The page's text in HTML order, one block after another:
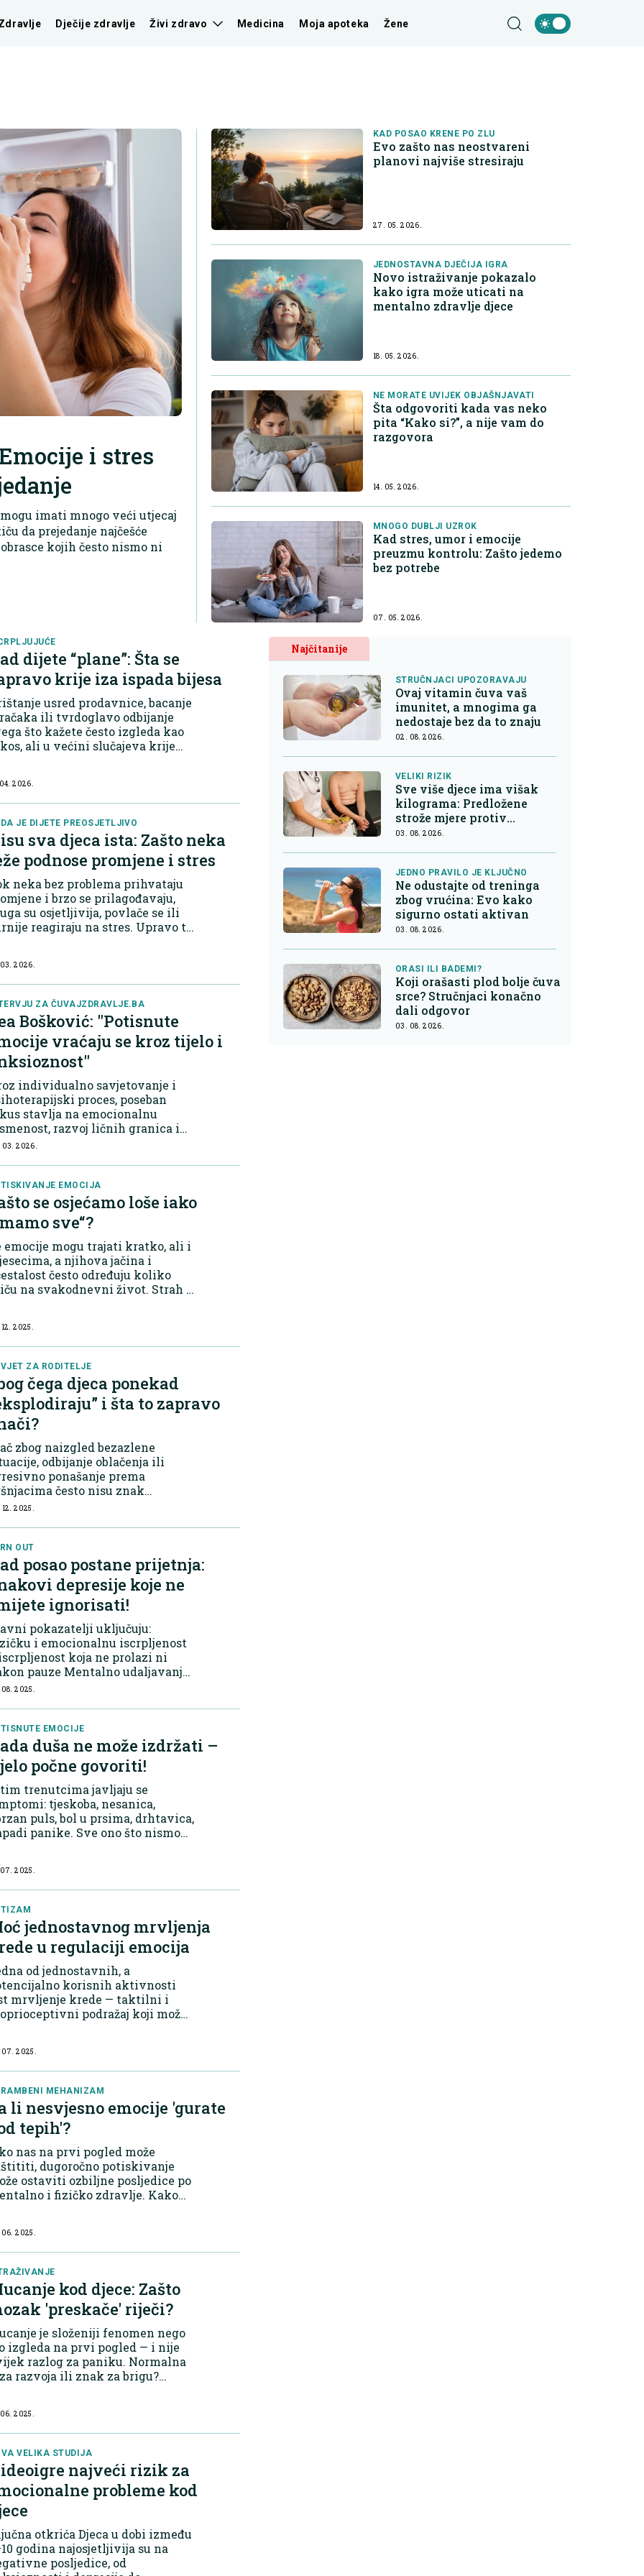
Dječije zdravlje Živi zdravo Medicina Moja apoteka Žene
i stres
imati mnogo veći utjecaj
da prejedanje najčešće
kojih često nismo ni
KAD POSAO KRENE PO ZLU
Evo zašto nas neostvareni
planovi najviše stresiraju
27. 05. 2026.
JEDNOSTAVNA DJEČIJA IGRA
Novo istraživanje pokazalo
kako igra može uticati na
mentalno zdravlje djece
18. 05. 2026.
NE MORATE UVIJEK OBJAŠNJAVATI
Šta odgovoriti kada vas neko
pita “Kako si?”, a nije vam do
razgovora
14. 05. 2026.
MNOGO DUBLJI UZROK
Kad stres, umor i emocije
preuzmu kontrolu: Zašto jedemo
bez potrebe
07. 05. 2026.
dijete “planе”: Šta se
krije iza ispada bijesa
usred prodavnice, bacanje
ili tvrdoglavo odbijanje
što kažete često izgleda kao
ali u većini slučajeva krije
koje su mu jednostavn...
2026.
JE DIJETE PREOSJETLJIVO
sva djeca ista: Zašto neka
podnose promjene i stres
neka bez problema prihvataju
i brzo se prilagođavaju,
su osjetljivija, povlače se ili
reagiraju na stres. Upravo te
maslačka – mogu...
2026.
ZA ČUVAJZDRAVLJE.BA
Bošković: "Potisnute
vraćaju se kroz tijelo i
individualno savjetovanje i
proces, poseban
stavlja na emocionalnu
razvoj ličnih granica i
unutrašnjih obrazaca
03. 2026.
EMOCIJA
se osjećamo loše iako
sve“?
emocije mogu trajati kratko, ali i
a njihova jačina i
često određuju koliko
na svakodnevni život. Strah i
poput zatvorenog prost...
2025.
ZA RODITELJE
čega djeca ponekad
i šta to zapravo
zbog naizgled bezazlene
odbijanje oblačenja ili
ponašanje prema
često nisu znak
već način na koji
mlađe djece još...
2025.
OUT
posao postane prijetnja:
depresije koje ne
ignorisati!
pokazatelji uključuju:
i emocionalnu iscrpljenost
koja ne prolazi ni
pauze Mentalno udaljavanje
posla – osjećaj otuđenosti i
08. 2025.
EMOCIJE
duša ne može izdržati –
počne govoriti!
trenutcima javljaju se
tjeskoba, nesanica,
puls, bol u prsima, drhtavica,
panike. Sve ono što nismo
Na psihoterapiju ljudi najče...
07. 2025.
jednostavnog mrvljenja
u regulaciji emocija
od jednostavnih, a
korisnih aktivnosti
mrvljenje krede — taktilni i
podražaj koji može
simptoma. Senzorna
i terapijski...
07. 2025.
MEHANIZAM
li nesvjesno emocije 'gurate
tepih'?
nas na prvi pogled može
dugoročno potiskivanje
ostaviti ozbiljne posljedice po
i fizičko zdravlje. Kako
to rade. Umjesto toga, suočav...
2025.
kod djece: Zašto
'preskače' riječi?
je složeniji fenomen nego
izgleda na prvi pogled — i nije
razlog za paniku. Normalna
razvoja ili znak za brigu?
razvije mucanje.
dobra v...
2025.
VELIKA STUDIJA
najveći rizik za
probleme kod
otkrića Djeca u dobi između
godina najosjetljivija su na
posljedice, od
Najčitanije
STRUČNJACI UPOZORAVAJU
Ovaj vitamin čuva vaš
imunitet, a mnogima ga
nedostaje bez da to znaju
02. 08. 2026.
VELIKI RIZIK
Sve više djece ima višak
kilograma: Predložene
strože mjere protiv
nezdrave hrane
03. 08. 2026.
JEDNO PRAVILO JE KLJUČNO
Ne odustajte od treninga
zbog vrućina: Evo kako
sigurno ostati aktivan
03. 08. 2026.
ORASI ILI BADEMI?
Koji orašasti plod bolje čuva
srce? Stručnjaci konačno
dali odgovor
03. 08. 2026.